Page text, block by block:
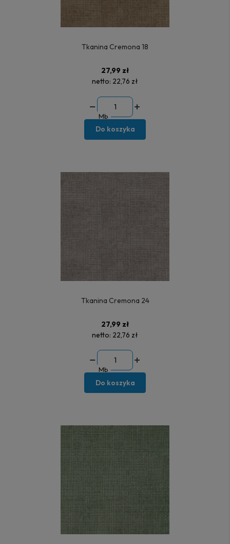
Tkanina Cremona 18
27,99 zł
netto: 22,76 zł
Mb
Do koszyka
Tkanina Cremona 24
27,99 zł
netto: 22,76 zł
Mb
Do koszyka